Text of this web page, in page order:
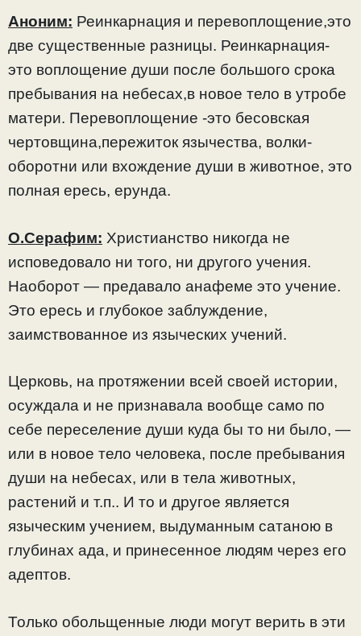
Аноним: Реинкарнация и перевоплощение,это
две существенные разницы. Реинкарнация-
это воплощение души после большого срока
пребывания на небесах,в новое тело в утробе
матери. Перевоплощение -это бесовская
чертовщина,пережиток язычества, волки-
оборотни или вхождение души в животное, это
полная ересь, ерунда.
О.Серафим: Христианство никогда не
исповедовало ни того, ни другого учения.
Наоборот — предавало анафеме это учение.
Это ересь и глубокое заблуждение,
заимствованное из языческих учений.
Церковь, на протяжении всей своей истории,
осуждала и не признавала вообще само по
себе переселение души куда бы то ни было, —
или в новое тело человека, после пребывания
души на небесах, или в тела животных,
растений и т.п.. И то и другое является
языческим учением, выдуманным сатаною в
глубинах ада, и принесенное людям через его
адептов.
Только обольщенные люди могут верить в эти